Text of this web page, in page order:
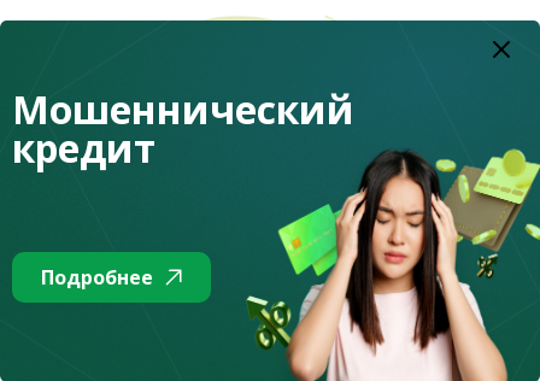
Мошеннический
кредит
Подробнее